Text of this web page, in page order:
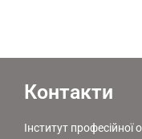
Контакти
Інститут професійної